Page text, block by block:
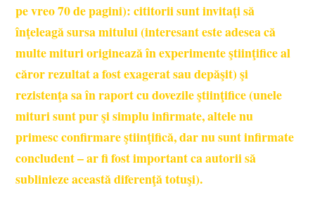
pe vreo 70 de pagini): cititorii sunt invitaţi să
înţeleagă sursa mitului (interesant este adesea că
multe mituri originează în experimente ştiinţifice al
căror rezultat a fost exagerat sau depăşit) şi
rezistenţa sa în raport cu dovezile ştiinţifice (unele
mituri sunt pur şi simplu infirmate, altele nu
primesc confirmare ştiinţifică, dar nu sunt infirmate
concludent – ar fi fost important ca autorii să
sublinieze această diferenţă totuşi).